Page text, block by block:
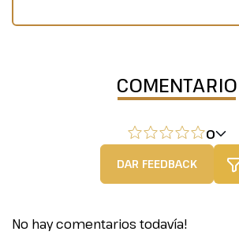
COMENTARIO
0
DAR FEEDBACK
No hay comentarios todavía!